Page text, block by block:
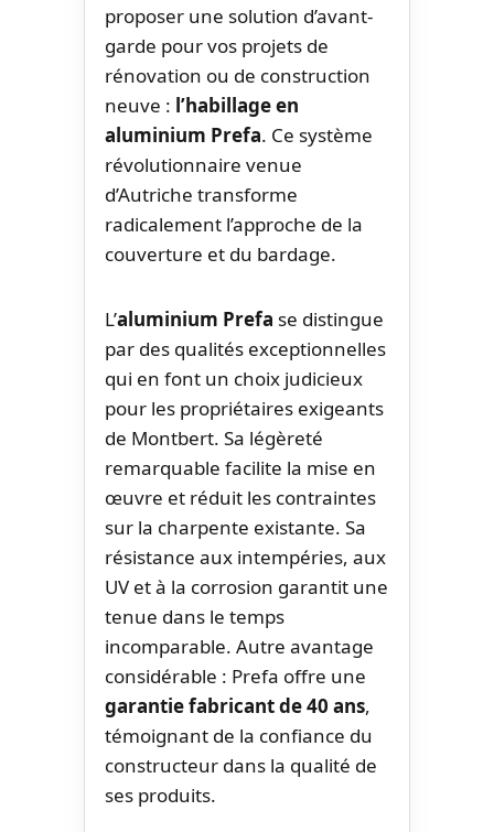
proposer une solution d’avant-
garde pour vos projets de
rénovation ou de construction
neuve : l’habillage en
aluminium Prefa. Ce système
révolutionnaire venue
d’Autriche transforme
radicalement l’approche de la
couverture et du bardage.
L’aluminium Prefa se distingue
par des qualités exceptionnelles
qui en font un choix judicieux
pour les propriétaires exigeants
de Montbert. Sa légèreté
remarquable facilite la mise en
œuvre et réduit les contraintes
sur la charpente existante. Sa
résistance aux intempéries, aux
UV et à la corrosion garantit une
tenue dans le temps
incomparable. Autre avantage
considérable : Prefa offre une
garantie fabricant de 40 ans,
témoignant de la confiance du
constructeur dans la qualité de
ses produits.